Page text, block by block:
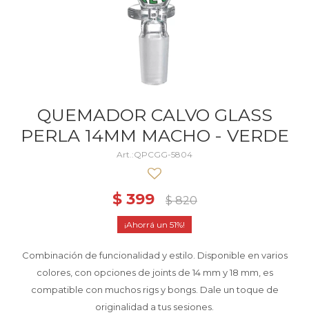
QUEMADOR CALVO GLASS
PERLA 14MM MACHO - VERDE
QPCGG-5804
$ 399 $ 820
51
Combinación de funcionalidad y estilo. Disponible en varios
colores, con opciones de joints de 14 mm y 18 mm, es
compatible con muchos rigs y bongs. Dale un toque de
originalidad a tus sesiones.